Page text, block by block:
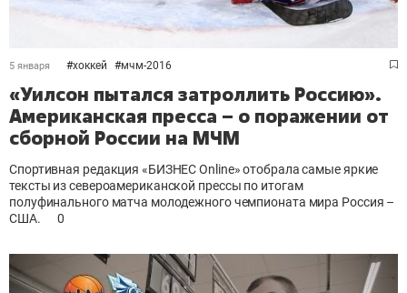
5 января #хоккей #мчм-2016
«Уилсон пытался затроллить Россию».
Американская пресса – о поражении от
сборной России на МЧМ
Спортивная редакция «БИЗНЕС Online» отобрала самые яркие
тексты из североамериканской прессы по итогам
полуфинального матча молодежного чемпионата мира Россия –
США.
0